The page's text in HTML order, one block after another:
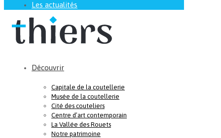
Les actualités
Découvrir
Capitale de la coutellerie
Musée de la coutellerie
Cité des couteliers
Centre d’art contemporain
La Vallée des Rouets
Notre patrimoine